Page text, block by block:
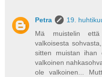
Petra
19.
Mä muistelin
valkoisesta
sitten muistan
valkoinen
ole valkoinen...